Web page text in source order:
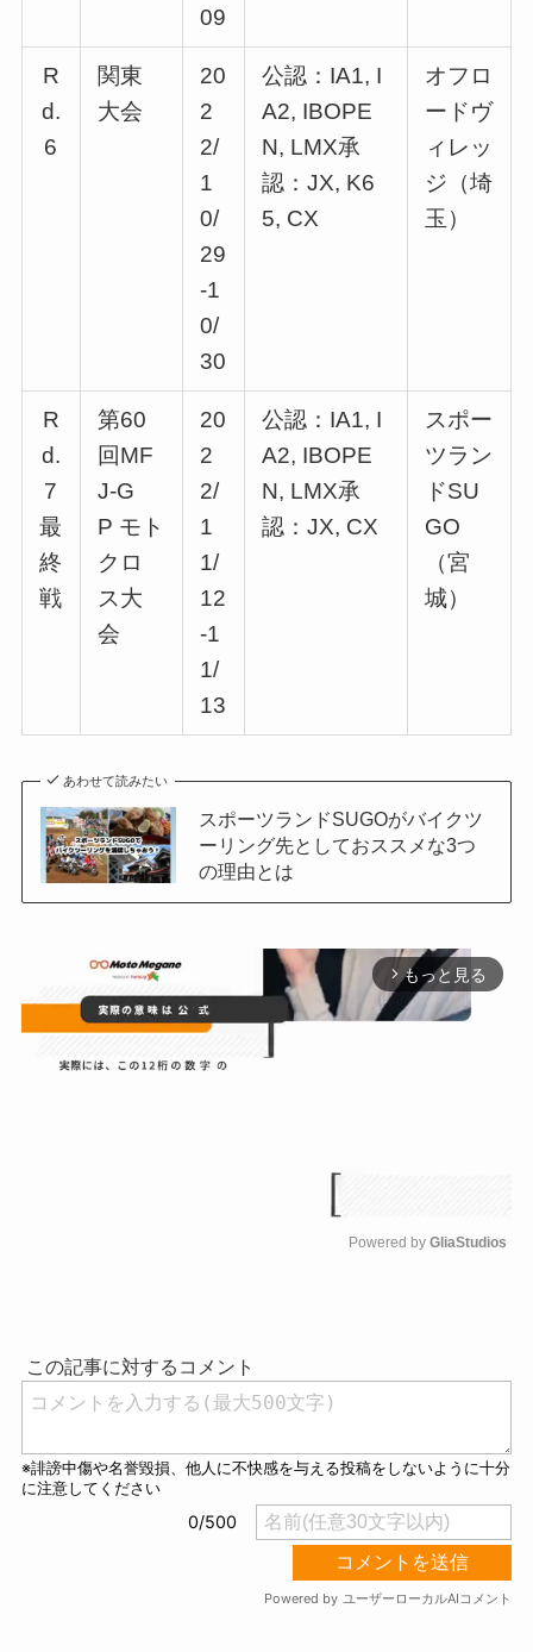
09
R
d.
6
関東
大会
20
2
2/
1
0/
29
-1
0/
30
公認：IA1, I
A2, IBOPE
N, LMX承
認：JX, K6
5, CX
オフロ
ードヴ
ィレッ
ジ（埼
玉）
R
d.
7
最
終
戦
第60
回MF
J-G
P モト
クロ
ス大
会
20
2
2/
1
1/
12
-1
1/
13
公認：IA1, I
A2, IBOPE
N, LMX承
認：JX, CX
スポー
ツラン
ドSU
GO
（宮
城）
あわせて読みたい
スポーツランドSUGOがバイクツ
ーリング先としておススメな3つ
の理由とは
arrow_forward_ios もっと見る
Powered by GliaStudios